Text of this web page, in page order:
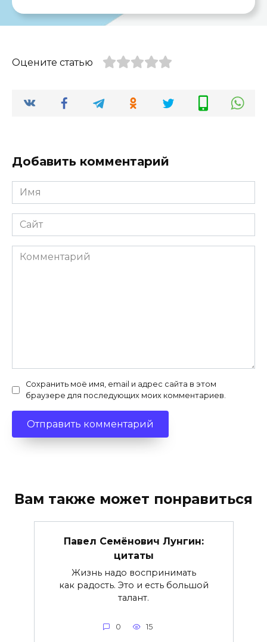
Оцените статью
Добавить комментарий
Имя
*
Сайт
Комментарий
Сохранить моё имя, email и адрес сайта в этом
браузере для последующих моих комментариев.
Вам также может понравиться
Павел Семёнович Лунгин:
цитаты
Жизнь надо воспринимать
как радость. Это и есть большой
талант.
0 15